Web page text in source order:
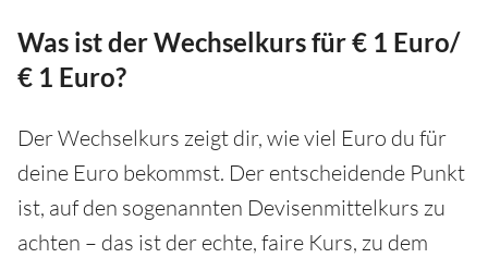
Was ist der Wechselkurs für € 1 Euro/
€ 1 Euro?
Der Wechselkurs zeigt dir, wie viel Euro du für
deine Euro bekommst. Der entscheidende Punkt
ist, auf den sogenannten Devisenmittelkurs zu
achten – das ist der echte, faire Kurs, zu dem